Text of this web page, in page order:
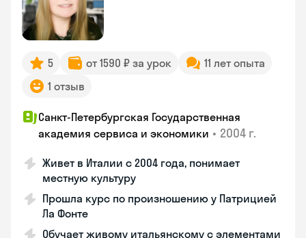
5 от 1590 ₽ за урок
11 лет опыта
1 отзыв
Санкт-Петербургская Государственная
академия сервиса и экономики • 2004 г.
Живет в Италии с 2004 года, понимает
местную культуру
Прошла курс по произношению у Патрицией
Ла Фонте
Обучает живому итальянскому с элементами